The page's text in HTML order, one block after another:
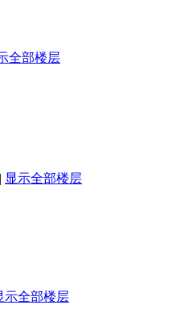
全部楼层
| 显示全部楼层
示全部楼层